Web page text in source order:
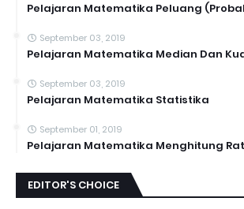
Pelajaran Matematika Peluang
September 03, 2019
Pelajaran Matematika Median Dan
September 03, 2019
Pelajaran Matematika Statistika
September 01, 2019
Pelajaran Matematika Menghitung
EDITOR'S CHOICE